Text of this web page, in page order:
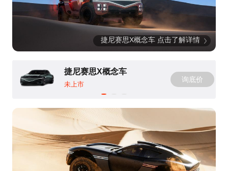
捷尼赛思X概念车 点击了解详情
捷尼赛思X概念车
未上市
询底价